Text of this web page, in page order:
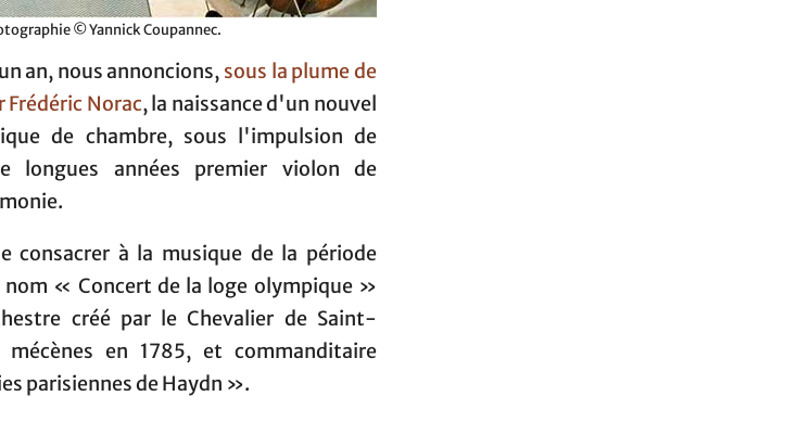
© Yannick Coupannec.
an, nous annoncions, sous la plume de
Norac, la naissance d'un nouvel
de chambre, sous l'impulsion de
longues années premier violon de
consacrer à la musique de la période
« Concert de la loge olympique »
créé par le Chevalier de Saint-
en 1785, et commanditaire
parisiennes de Haydn ».